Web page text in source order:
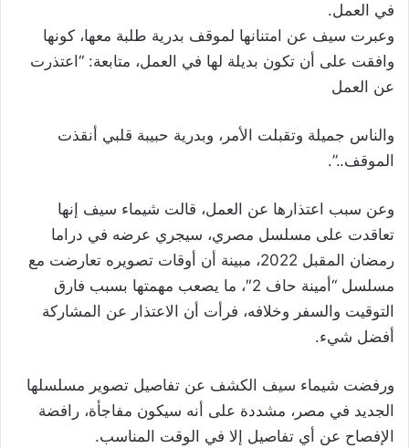
في العمل.
وعبرت سيف عن امتنانها لموقف بدرية طلبة معها، كونها
وافقت على أن تكون بديلة لها في العمل، متابعة: “اعتذرت
عن العمل
والناس جميلة وتقبلت الأمر، وبدرية حبيبة قلبي أنقذت
الموقف..”.
وعن سبب اعتذارها عن العمل، قالت شيماء سيف إنها
تعاقدت على مسلسل مصري، سيجري عرضه في دراما
رمضان المقبل 2022، مبينة أن أوقات تصويره تعارضت مع
مسلسل “أمينة حاف 2″، ما يصعب مهمتها بسبب فارق
التوقيت والسفر وخلافه، فرأت أن الاعتذار عن المشاركة
أفضل شيء.
ورفضت شيماء سيف الكشف عن تفاصيل تصوير مسلسلها
الجديد في مصر، مشددة على أنه سيكون مفاجأة، رافضة
الإفصاح عن أي تفاصيل إلا في الوقت المناسب.